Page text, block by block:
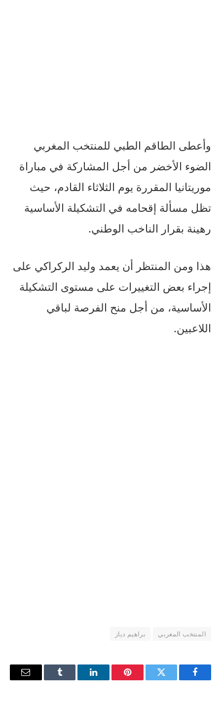
وأعطى الطاقم الطبي للمنتخب المغربي
الضوء الأخضر من أجل المشاركة في مباراة
موريتانيا المقررة يوم الثلاثاء القادم، حيث
تظل مسألة إقحامه في التشكيلة الأساسية
رهينة بقرار الناخب الوطني.
هذا ومن المنتظر أن يعمد وليد الركراكي على
إجراء بعض التغييرات على مستوى التشكيلة
الأساسية، من أجل منح الفرصة لباقي
اللاعبين.
المنتخب المغربي براهيم دياز
فيسبوك تويتر بينتيريستلينكدإن Tumblr
البريد